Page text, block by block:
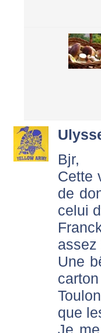
Bjr,
Cette
de
celui
assez
Une
que
Je